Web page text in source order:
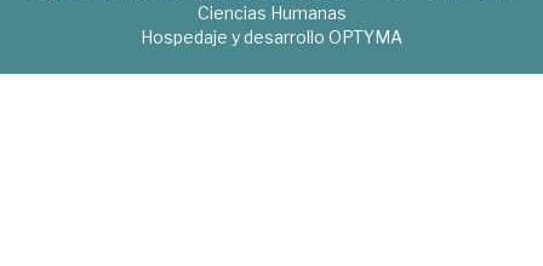
Ciencias Humanas
Hospedaje y desarrollo OPTYMA